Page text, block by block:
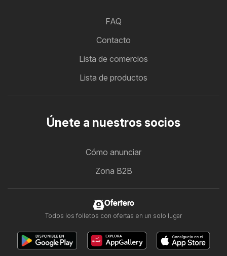
FAQ
Contacto
Lista de comercios
Lista de productos
Únete a nuestros socios
Cómo anunciar
Zona B2B
Ofertero
Todos los folletos con ofertas en un solo lugar